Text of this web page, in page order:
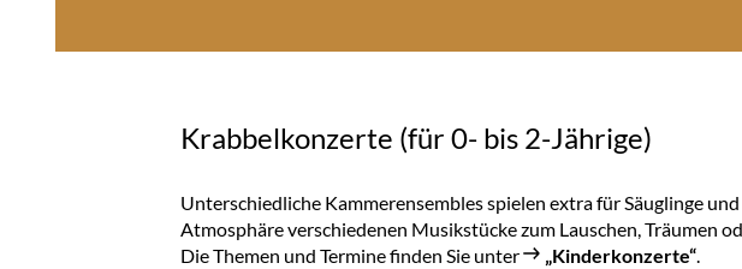
MUSIKVERMITTLUNG ÖFFNENKrabbelkonzerte (für 0- bis 2-Jährige)
Unterschiedliche Kammerensembles spielen extra für Säuglinge
Atmosphäre verschiedenen Musikstücke zum Lauschen, Träumen
Die Themen und Termine finden Sie unter
„Kinderkonzerte“.